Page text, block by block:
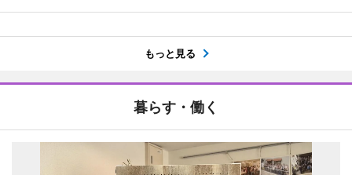
もっと見る
暮らす・働く